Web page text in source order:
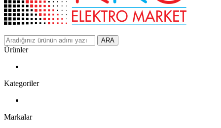
ARA
Ürünler
Kategoriler
Markalar